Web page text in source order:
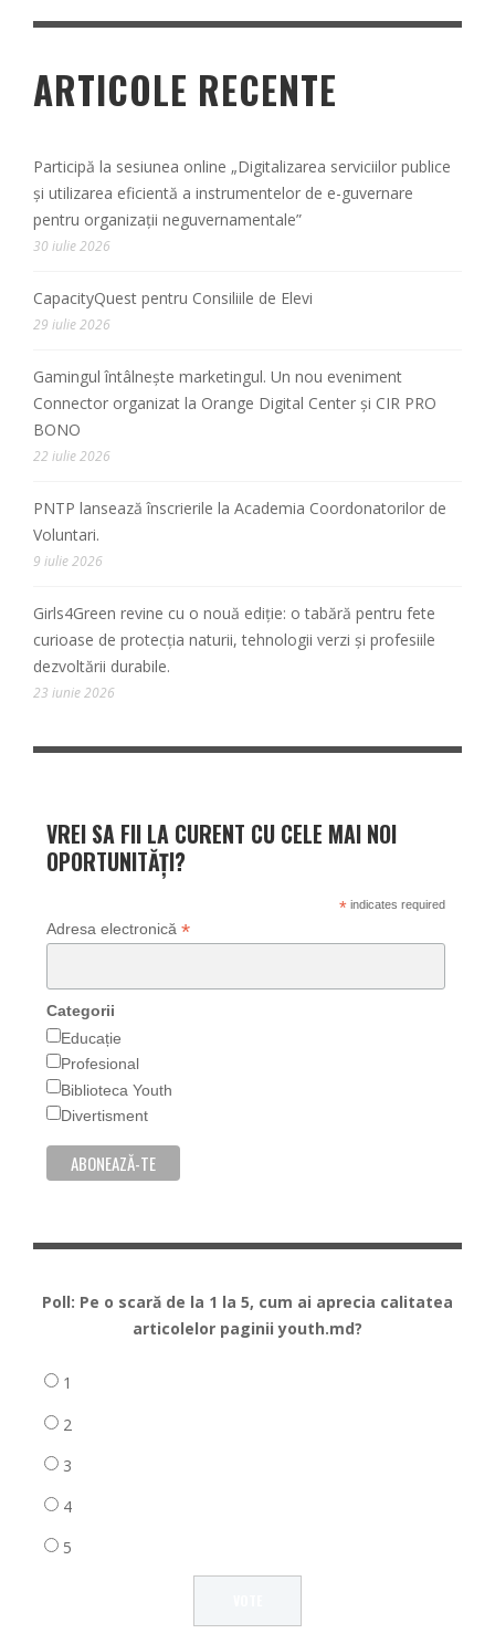
ARTICOLE RECENTE
Participă la sesiunea online „Digitalizarea serviciilor publice
și utilizarea eficientă a instrumentelor de e-guvernare
pentru organizații neguvernamentale”
30 iulie 2026
CapacityQuest pentru Consiliile de Elevi
29 iulie 2026
Gamingul întâlnește marketingul. Un nou eveniment
Connector organizat la Orange Digital Center și CIR PRO
BONO
22 iulie 2026
PNTP lansează înscrierile la Academia Coordonatorilor de
Voluntari.
9 iulie 2026
Girls4Green revine cu o nouă ediție: o tabără pentru fete
curioase de protecția naturii, tehnologii verzi și profesiile
dezvoltării durabile.
23 iunie 2026
VREI SA FII LA CURENT CU CELE MAI NOI
OPORTUNITĂȚI?
*indicates required
Adresa electronică *
Categorii
Educație
Profesional
Biblioteca Youth
Divertisment
Poll: Pe o scară de la 1 la 5, cum ai aprecia calitatea
articolelor paginii youth.md?
1
2
3
4
5